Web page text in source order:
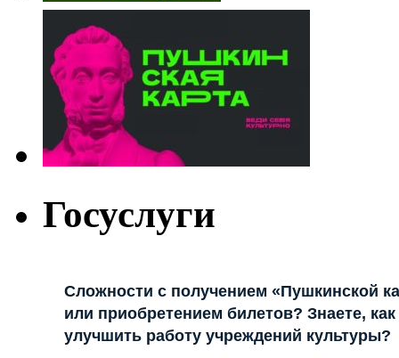
Госуслуги
Сложности с получением «Пушкинской
или приобретением билетов? Знаете, как
улучшить работу учреждений культуры?